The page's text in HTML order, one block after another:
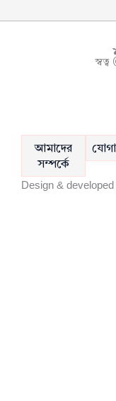
আমাদের
সম্পর্কে
Design & developed